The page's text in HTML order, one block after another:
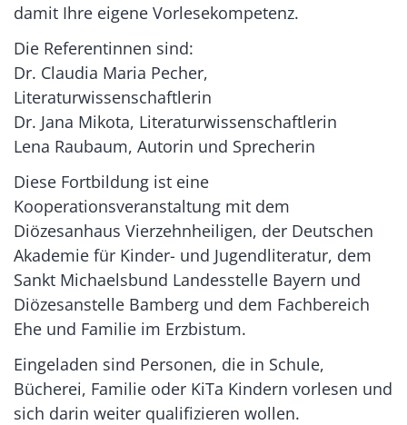
damit Ihre eigene Vorlesekompetenz.
Die Referentinnen sind:
Dr. Claudia Maria Pecher,
Literaturwissenschaftlerin
Dr. Jana Mikota, Literaturwissenschaftlerin
Lena Raubaum, Autorin und Sprecherin
Diese Fortbildung ist eine
Kooperationsveranstaltung mit dem
Diözesanhaus Vierzehnheiligen, der Deutschen
Akademie für Kinder- und Jugendliteratur, dem
Sankt Michaelsbund Landesstelle Bayern und
Diözesanstelle Bamberg und dem Fachbereich
Ehe und Familie im Erzbistum.
Eingeladen sind Personen, die in Schule,
Bücherei, Familie oder KiTa Kindern vorlesen und
sich darin weiter qualifizieren wollen.